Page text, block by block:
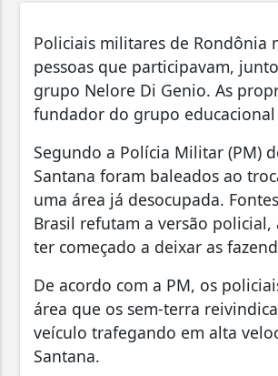
Policiais militares de Rondônia
pessoas que participavam,
grupo Nelore Di Genio. As
fundador do grupo
Segundo a Polícia Militar (PM)
Santana foram baleados ao
uma área já desocupada.
Brasil refutam a versão
ter começado a deixar as
De acordo com a PM, os
área que os sem-terra
veículo trafegando em alta
Santana.